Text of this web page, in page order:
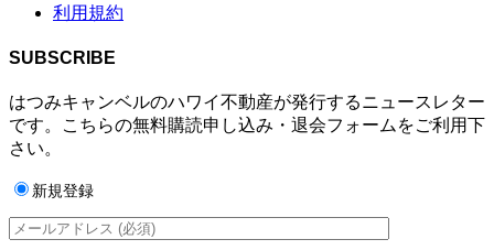
利用規約
SUBSCRIBE
はつみキャンベルのハワイ不動産が発行するニュースレター
です。こちらの無料購読申し込み・退会フォームをご利用下
さい。
新規登録